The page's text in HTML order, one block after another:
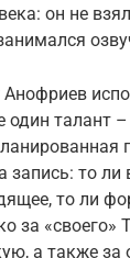
он не
талант
то ли
то ли
за «своего»
а также за